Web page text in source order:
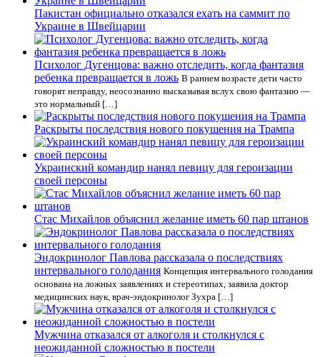
Пакистан официально отказался ехать на саммит по
Украине в Швейцарии
Психолог Дугенцова: важно отследить, когда фантазия
ребенка превращается в ложь В раннем возрасте дети часто
говорят неправду, неосознанно высказывая вслух свою фантазию —
это нормальный […]
Раскрыты последствия нового покушения на Трампа
Украинский командир нанял певицу для героизации
своей персоны
Стас Михайлов объяснил желание иметь 60 пар штанов
Эндокринолог Павлова рассказала о последствиях
интервального голодания Концепция интервального голодания
основана на ложных заявлениях и стереотипах, заявила доктор
медицинских наук, врач-эндокринолог Зухра […]
Мужчина отказался от алкоголя и столкнулся с
неожиданной сложностью в постели